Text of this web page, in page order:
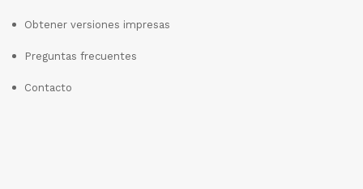
Obtener versiones impresas
Preguntas frecuentes
Contacto